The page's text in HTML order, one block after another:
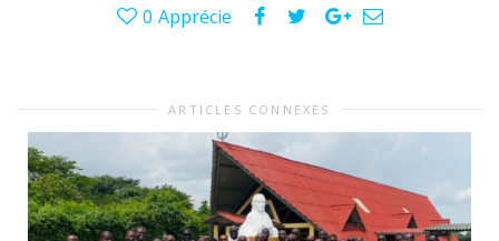
0 Apprécie
ARTICLES CONNEXES